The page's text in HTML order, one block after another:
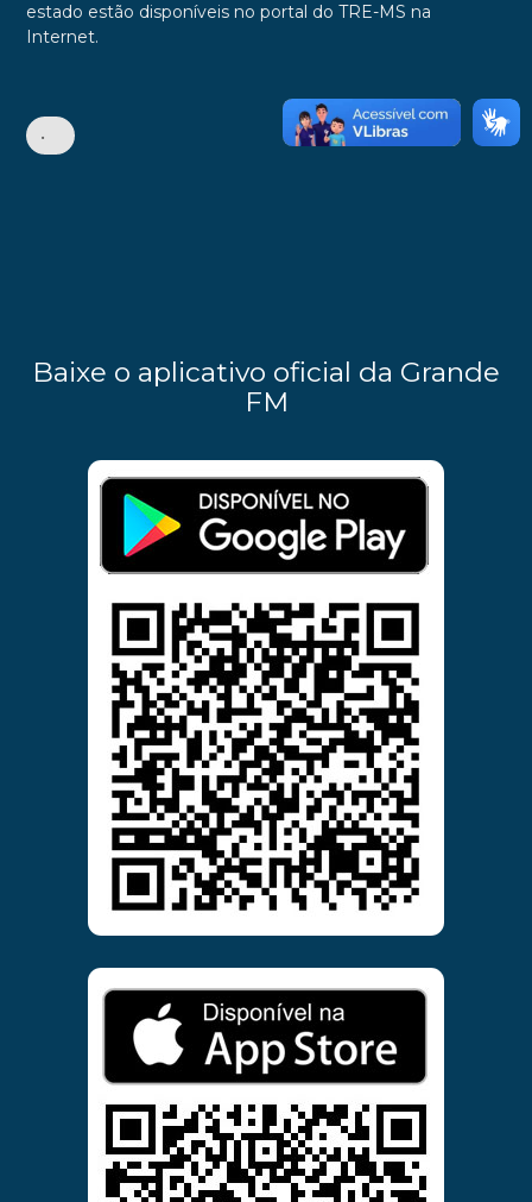
estado estão disponíveis no portal do TRE-MS na
Internet.
•
Baixe o aplicativo oficial da Grande
FM